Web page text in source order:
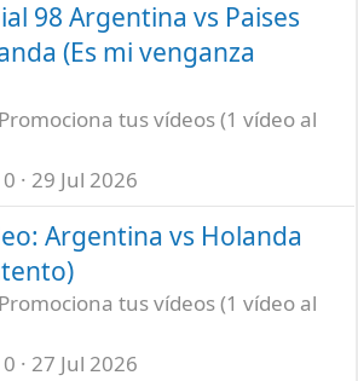
98 Argentina vs Paises
(Es mi venganza
Promociona tus vídeos (1 vídeo al
0 29 Jul 2026
Argentina vs Holanda
Promociona tus vídeos (1 vídeo al
0 27 Jul 2026